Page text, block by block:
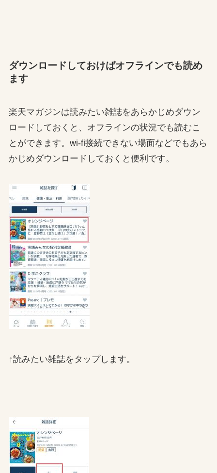
ダウンロードしておけばオフラインでも読め
ます
楽天マガジンは読みたい雑誌をあらかじめダウン
ロードしておくと、オフラインの状況でも読むこ
とができます。wi-fi接続できない場面などでもあら
かじめダウンロードしておくと便利です。
↑読みたい雑誌をタップします。